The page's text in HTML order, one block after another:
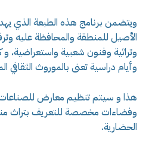
ويتضمن برنامج هذه الطبعة الذي
الأصيل للمنطقة والمحافظة عليه
وتراثية وفنون شعبية واستعراضية،
وأيام دراسية تعنى بالموروث الثقافي
هذا و سيتم تنظيم معارض للصناعات
وفضاءات مخصصة للتعريف بتراث
الحضارية.